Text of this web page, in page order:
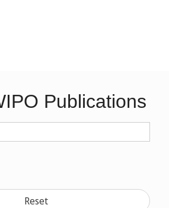
Publications
Reset